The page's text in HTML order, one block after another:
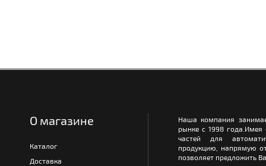
О магазине
Каталог
Доставка
Наша компания
рынке с 1998
частей для
продукцию, напрямую
позволяет предложить